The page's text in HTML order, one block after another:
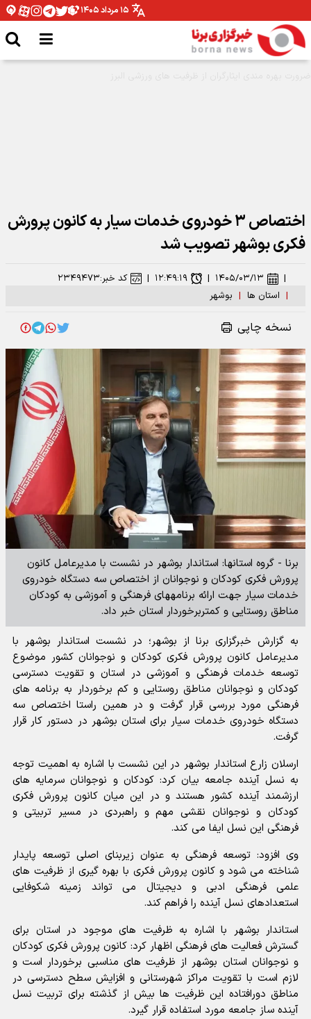
۱۵ مرداد ۱۴۰۵
اختصاص ۳ خودروی خدمات سیار به کانون پرورش
فکری بوشهر تصویب شد
| استان ها | بوشهر
| ۱۴۰۵/۰۳/۱۳ | ۱۲:۴۹:۱۹ | کد خبر:۲۳۴۹۴۷۳
نسخه چاپی
برنا - گروه استانها: استاندار بوشهر در نشست با مدیرعامل کانون
پرورش فکری کودکان و نوجوانان از اختصاص سه دستگاه خودروی
خدمات سیار جهت ارائه برنامههای فرهنگی و آموزشی به کودکان
مناطق روستایی و کمتربرخوردار استان خبر داد.
به گزارش خبرگزاری برنا از بوشهر؛ در نشست استاندار بوشهر با
مدیرعامل کانون پرورش فکری کودکان و نوجوانان کشور موضوع
توسعه خدمات فرهنگی و آموزشی در استان و تقویت دسترسی
کودکان و نوجوانان مناطق روستایی و کم برخوردار به برنامه های
فرهنگی مورد بررسی قرار گرفت و در همین راستا اختصاص سه
دستگاه خودروی خدمات سیار برای استان بوشهر در دستور کار قرار
گرفت.
ارسلان زارع استاندار بوشهر در این نشست با اشاره به اهمیت توجه
به نسل آینده جامعه بیان کرد: کودکان و نوجوانان سرمایه های
ارزشمند آینده کشور هستند و در این میان کانون پرورش فکری
کودکان و نوجوانان نقشی مهم و راهبردی در مسیر تربیتی و
فرهنگی این نسل ایفا می کند.
وی افزود: توسعه فرهنگی به عنوان زیربنای اصلی توسعه پایدار
شناخته می شود و کانون پرورش فکری با بهره گیری از ظرفیت های
علمی فرهنگی ادبی و دیجیتال می تواند زمینه شکوفایی
استعدادهای نسل آینده را فراهم کند.
استاندار بوشهر با اشاره به ظرفیت های موجود در استان برای
گسترش فعالیت های فرهنگی اظهار کرد: کانون پرورش فکری کودکان
و نوجوانان استان بوشهر از ظرفیت های مناسبی برخوردار است و
لازم است با تقویت مراکز شهرستانی و افزایش سطح دسترسی در
مناطق دورافتاده این ظرفیت ها بیش از گذشته برای تربیت نسل
آینده ساز جامعه مورد استفاده قرار گیرد.